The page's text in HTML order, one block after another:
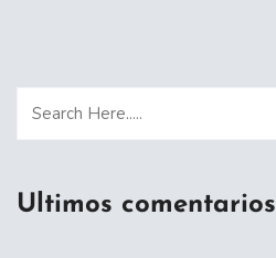
Ultimos comentarios